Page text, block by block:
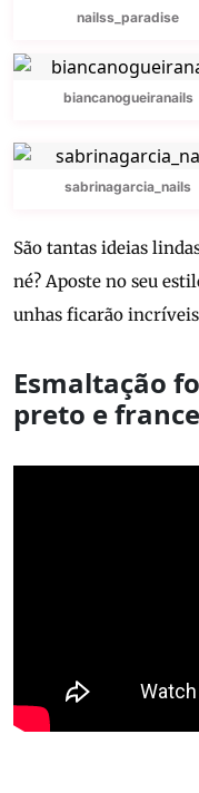
nailss_paradise
biancanogueiranails
sabrinagarcia_nails
São tantas ideias
né? Aposte no seu
unhas ficarão
Esmaltação
preto e